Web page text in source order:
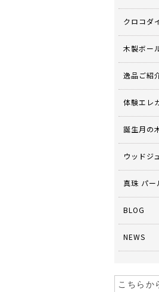
クロコダ
木製ボー
逸品ご紹
体験エレ
誕生月の
ウッドジ
真珠 パ
BLOG
NEWS